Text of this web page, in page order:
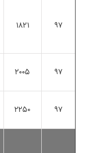
۹۷ ۱۸۲۱
۹۷ ۲۰۰۵
۹۷ ۲۲۵۰